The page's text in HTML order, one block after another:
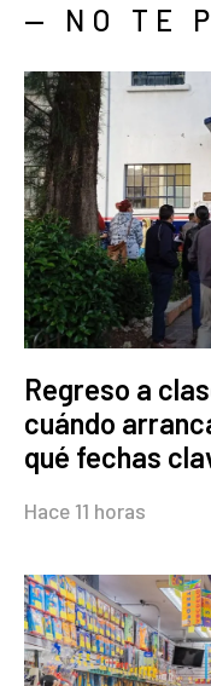
— NO TE
Regreso a
cuándo
qué fechas
Hace 11 horas